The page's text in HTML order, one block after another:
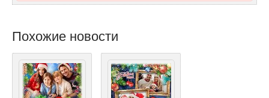
Похожие новости